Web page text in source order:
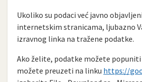
Ukoliko su podaci već javno
internetskim stranicama, ljubazno
izravnog linka na tražene podatke.
Ako želite, podatke možete
možete preuzeti na linku https://